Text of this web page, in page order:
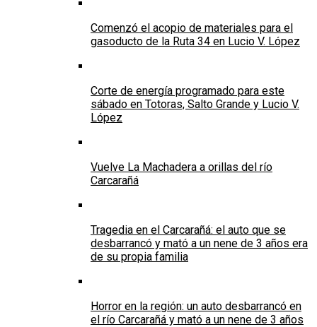
Comenzó el acopio de materiales para el
gasoducto de la Ruta 34 en Lucio V. López
Corte de energía programado para este
sábado en Totoras, Salto Grande y Lucio V.
López
Vuelve La Machadera a orillas del río
Carcarañá
Tragedia en el Carcarañá: el auto que se
desbarrancó y mató a un nene de 3 años era
de su propia familia
Horror en la región: un auto desbarrancó en
el río Carcarañá y mató a un nene de 3 años